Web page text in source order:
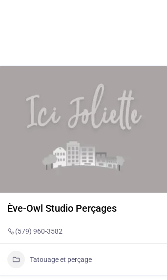
Ève-Owl Studio Perçages
(579) 960-3582
Tatouage et perçage